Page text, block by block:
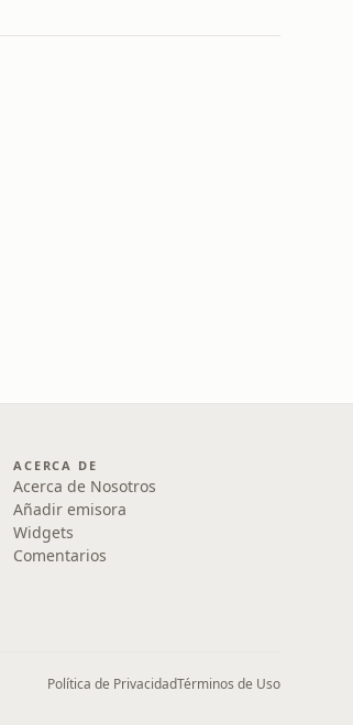
ACERCA DE
Acerca de Nosotros
Añadir emisora
Widgets
Comentarios
Política de PrivacidadTérminos de Uso